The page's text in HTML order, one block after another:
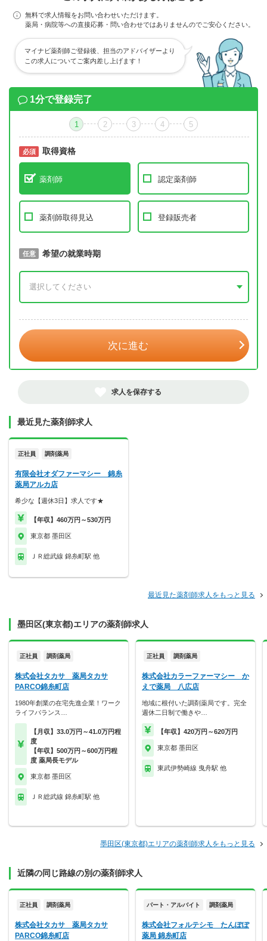
無料で求人情報をお問い合わせいただけます。
薬局・病院等への直接応募・問い合わせではありませんのでご安心ください。
マイナビ薬剤師ご登録後、担当のアドバイザーより
この求人についてご案内差し上げます！
1分で登録完了
1 2 3 4 5
必須 取得資格
薬剤師 認定薬剤師
薬剤師取得見込 登録販売者
必須 取得予定年
任意 希望の就業時期
次に進む
求人を保存する
最近見た薬剤師求人
正社員 調剤薬局
有限会社オダファーマシー 錦糸
薬局アルカ店
希少な【週休3日】求人です★
【年収】460万円～530万円
東京都 墨田区
ＪＲ総武線 錦糸町駅 他
最近見た薬剤師求人をもっと見る
墨田区(東京都)エリアの薬剤師求人
正社員 調剤薬局
株式会社タカサ 薬局タカサ
PARCO錦糸町店
1980年創業の在宅先進企業！ワーク
ライフバランス…
【月収】33.0万円～41.0万円程
度
【年収】500万円～600万円程
度 薬局長モデル
東京都 墨田区
ＪＲ総武線 錦糸町駅 他
正社員 調剤薬局
株式会社カラーファーマシー か
えで薬局 八広店
地域に根付いた調剤薬局です。完全
週休二日制で働きや…
【年収】420万円～620万円
東京都 墨田区
東武伊勢崎線 曳舟駅 他
墨田区(東京都)エリアの薬剤師求人をもっと見る
近隣の同じ路線の別の薬剤師求人
正社員 調剤薬局
株式会社タカサ 薬局タカサ
PARCO錦糸町店
パート・アルバイト 調剤薬局
株式会社フォルテシモ たんぽぽ
薬局 錦糸町店